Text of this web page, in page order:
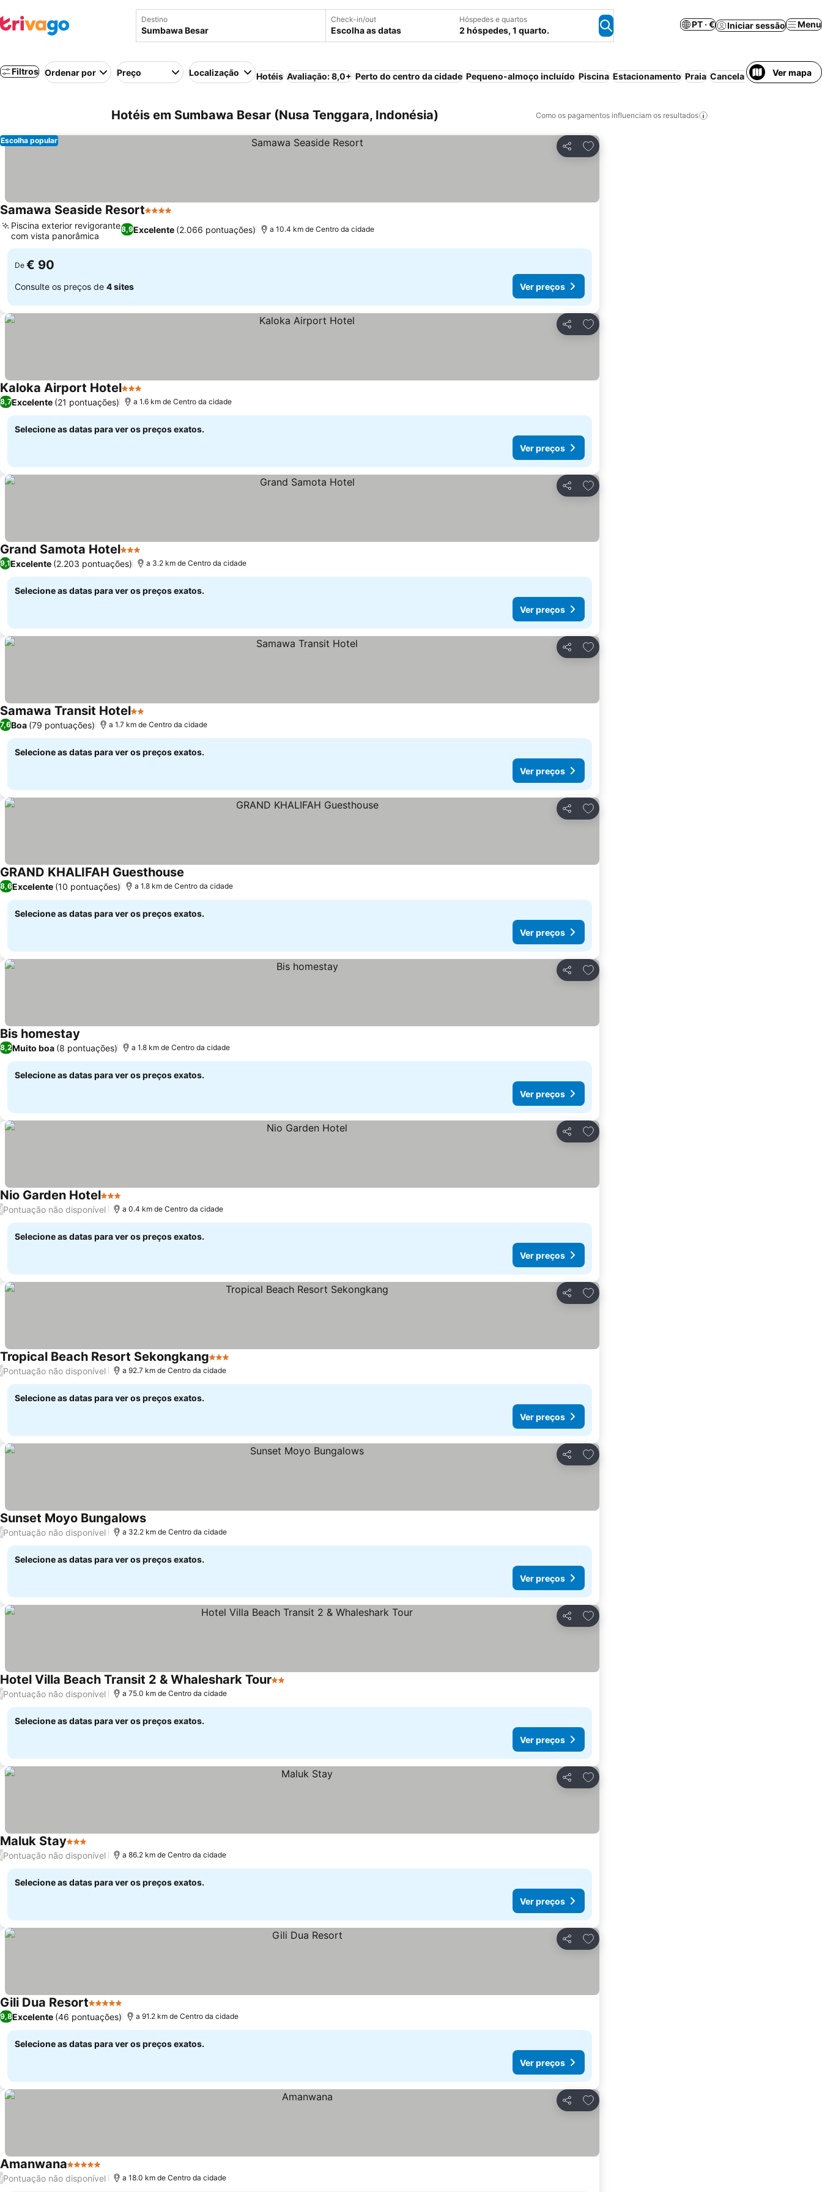
Destino Check-in/out
Escolha as datas
Hóspedes e quartos
2 hóspedes, 1 quarto.
PT · € Iniciar sessão Menu
Filtros Ordenar por Preço Localização Hotéis Avaliação: 8,0+ Perto do centro da cidade Pequeno-almoço incluído Piscina Estacionamento Praia Cancelamento gratuito
Ver mapa
Hotéis em Sumbawa Besar (Nusa Tenggara, Indonésia) Como os pagamentos influenciam os resultados
Partilhar
Adicionar aos favoritos
Escolha popular
Samawa Seaside Resort4 Estrelas
8,9Excelente (2.066 pontuações)
Piscina exterior revigorante
com vista panorâmica
a 10.4 km de Centro da cidade
De € 90
Consulte os preços de 4 sites Ver preços
Partilhar
Adicionar aos favoritos
Kaloka Airport Hotel3 Estrelas
8,7Excelente (21 pontuações) a 1.6 km de Centro da cidade
Selecione as datas para ver os preços exatos.
Ver preços
Partilhar
Adicionar aos favoritos
Grand Samota Hotel3 Estrelas
9,1Excelente (2.203 pontuações) a 3.2 km de Centro da cidade
Selecione as datas para ver os preços exatos.
Ver preços
Partilhar
Adicionar aos favoritos
Samawa Transit Hotel2 Estrelas
7,6Boa (79 pontuações) a 1.7 km de Centro da cidade
Selecione as datas para ver os preços exatos.
Ver preços
Partilhar
Adicionar aos favoritos
GRAND KHALIFAH Guesthouse
8,6Excelente (10 pontuações) a 1.8 km de Centro da cidade
Selecione as datas para ver os preços exatos.
Ver preços
Partilhar
Adicionar aos favoritos
Bis homestay Ver preços
8,2Muito boa (8 pontuações) a 1.8 km de Centro da cidade
Selecione as datas para ver os preços exatos.
Ver preços
Partilhar
Adicionar aos favoritos
Nio Garden Hotel3 Estrelas
/Pontuação não disponível a 0.4 km de Centro da cidade
Selecione as datas para ver os preços exatos.
Ver preços
Partilhar
Adicionar aos favoritos
Tropical Beach Resort Sekongkang3 Estrelas
/Pontuação não disponível a 92.7 km de Centro da cidade
Selecione as datas para ver os preços exatos.
Ver preços
Partilhar
Adicionar aos favoritos
Sunset Moyo BungalowsVer preços
/Pontuação não disponível a 32.2 km de Centro da cidade
Selecione as datas para ver os preços exatos.
Ver preços
Partilhar
Adicionar aos favoritos
Hotel Villa Beach Transit 2 & Whaleshark Tour2 Estrelas
/Pontuação não disponível a 75.0 km de Centro da cidade
Selecione as datas para ver os preços exatos.
Ver preços
Partilhar
Adicionar aos favoritos
Maluk Stay3 EstrelasVer preços
/Pontuação não disponível a 86.2 km de Centro da cidade
Selecione as datas para ver os preços exatos.
Ver preços
Partilhar
Adicionar aos favoritos
Gili Dua Resort5 EstrelasVer preços
9,8Excelente (46 pontuações) a 91.2 km de Centro da cidade
Selecione as datas para ver os preços exatos.
Ver preços
Partilhar
Adicionar aos favoritos
Amanwana5 Estrelas Ver preços
/Pontuação não disponível a 18.0 km de Centro da cidade